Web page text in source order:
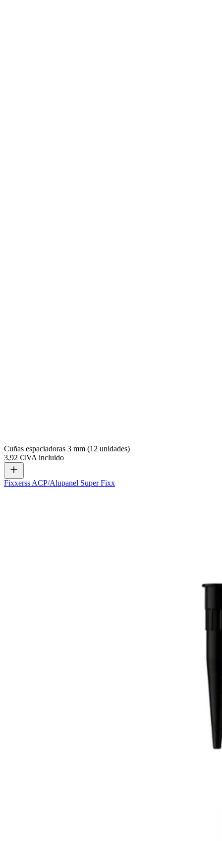
Cuñas espaciadoras 3 mm (12 unidades)
3,92 €IVA incluido
Fixxerss ACP/Alupanel Super Fixx